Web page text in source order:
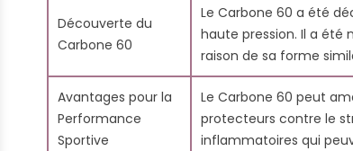
holistique d'un expert en
santé intégrative, à propos
du Carbone 60 dans l'huile
9308 vues 201
Découvrez comment le
Carbone 60 (C60) peut
plus de facilité et de
confort. Cet antioxydant...
Découverte du
Carbone 60
Le Carbone 60 a été
haute pression. Il a été
raison de sa forme
Avantages pour la
Performance
Sportive
Le Carbone 60 peut
protecteurs contre le
inflammatoires qui